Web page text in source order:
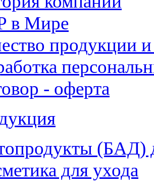
в Мире
продукции
- оферта
(БАД)
для ухода